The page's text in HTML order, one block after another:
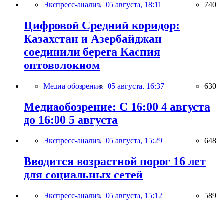
Экспресс-анализ, 05 августа, 18:11 740
Цифровой Средний коридор:
Казахстан и Азербайджан
соединили берега Каспия
оптоволокном
Медиа обозрение, 05 августа, 16:37 630
Медиаобозрение: С 16:00 4 августа
до 16:00 5 августа
Экспресс-анализ, 05 августа, 15:29 648
Вводится возрастной порог 16 лет
для социальных сетей
Экспресс-анализ, 05 августа, 15:12 589